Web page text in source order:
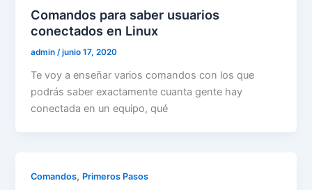
Comandos para saber usuarios
conectados en Linux
admin/junio 17, 2020
Te voy a enseñar varios comandos con los que
podrás saber exactamente cuanta gente hay
conectada en un equipo, qué
Comandos, Primeros Pasos